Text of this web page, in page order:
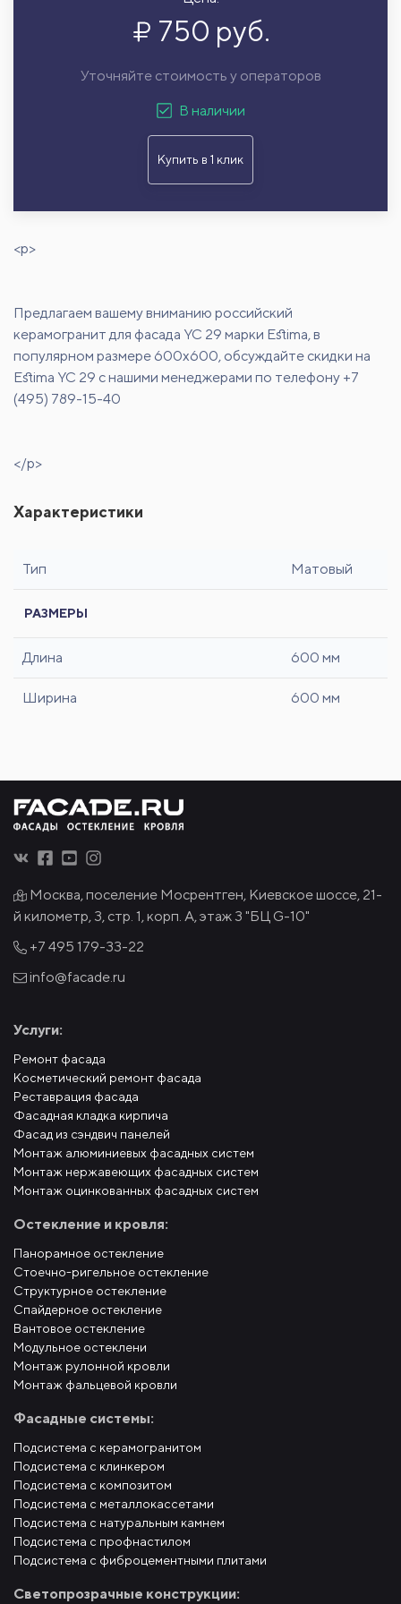
750 руб.
Уточняйте стоимость у операторов
В наличии
Купить в 1 клик
<p>
Предлагаем вашему вниманию российский
керамогранит для фасада YC 29 марки Estima, в
популярном размере 600х600, обсуждайте скидки на
Estima YC 29 с нашими менеджерами по телефону +7
(495) 789-15-40
</p>
Характеристики
Тип Матовый
РАЗМЕРЫ
Длина 600 мм
Ширина 600 мм
Москва, поселение Мосрентген, Киевское шоссе, 21-
й километр, 3, стр. 1, корп. А, этаж 3 "БЦ G-10"
+7 495 179-33-22
info@facade.ru
Услуги:
Ремонт фасада
Косметический ремонт фасада
Реставрация фасада
Фасадная кладка кирпича
Фасад из сэндвич панелей
Монтаж алюминиевых фасадных систем
Монтаж нержавеющих фасадных систем
Монтаж оцинкованных фасадных систем
Остекление и кровля:
Панорамное остекление
Стоечно-ригельное остекление
Структурное остекление
Спайдерное остекление
Вантовое остекление
Модульное остеклени
Монтаж рулонной кровли
Монтаж фальцевой кровли
Фасадные системы:
Подсистема с керамогранитом
Подсистема с клинкером
Подсистема с композитом
Подсистема с металлокассетами
Подсистема с натуральным камнем
Подсистема с профнастилом
Подсистема с фиброцементными плитами
Светопрозрачные конструкции: